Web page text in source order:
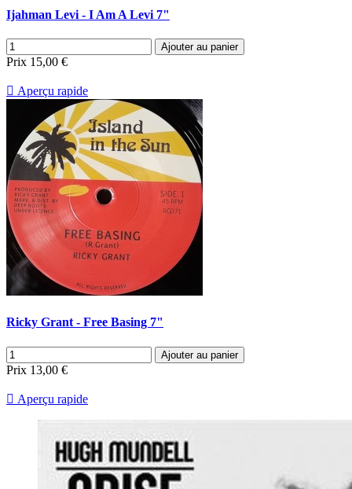
Ijahman Levi - I Am A Levi 7"
Ajouter au panier
Prix 15,00 €
 Aperçu rapide
Ricky Grant - Free Basing 7"
Ajouter au panier
Prix 13,00 €
 Aperçu rapide